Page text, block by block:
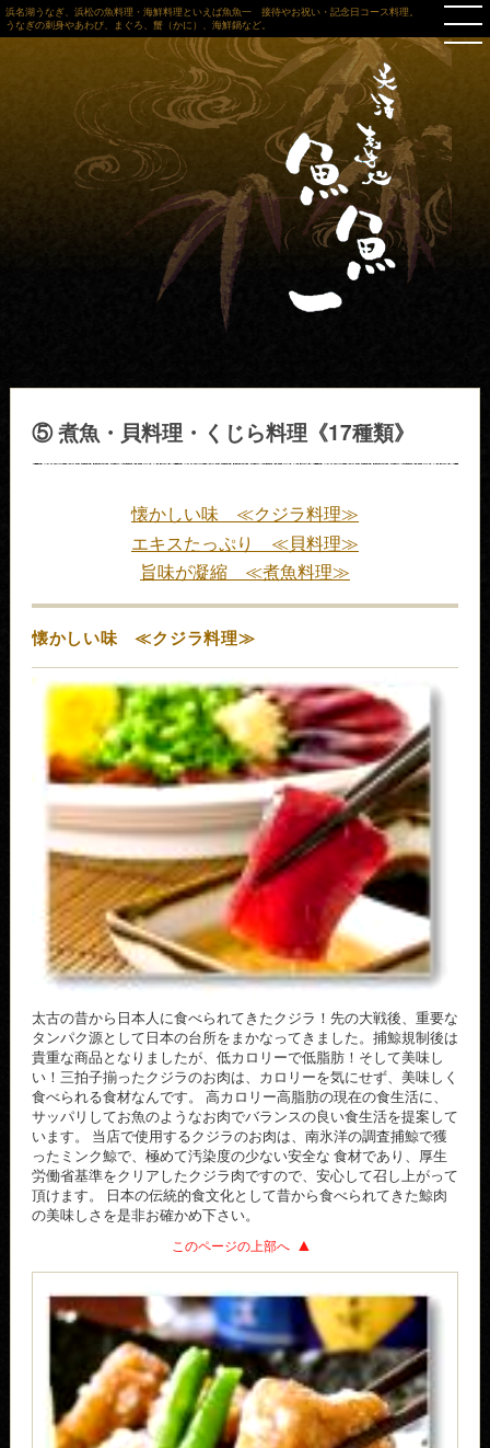
浜名湖うなぎ、浜松の魚料理・海鮮料理といえば魚魚一 接待やお祝い・記念日コース料理。
うなぎの刺身やあわび、まぐろ、蟹（かに）、海鮮鍋など。
⑤ 煮魚・貝料理・くじら料理《17種類》
懐かしい味 ≪クジラ料理≫
エキスたっぷり ≪貝料理≫
旨味が凝縮 ≪煮魚料理≫
懐かしい味 ≪クジラ料理≫
太古の昔から日本人に食べられてきたクジラ！先の大戦後、重要な
タンパク源として日本の台所をまかなってきました。捕鯨規制後は
貴重な商品となりましたが、低カロリーで低脂肪！そして美味し
い！三拍子揃ったクジラのお肉は、カロリーを気にせず、美味しく
食べられる食材なんです。 高カロリー高脂肪の現在の食生活に、
サッパリしてお魚のようなお肉でバランスの良い食生活を提案して
います。 当店で使用するクジラのお肉は、南氷洋の調査捕鯨で獲
ったミンク鯨で、極めて汚染度の少ない安全な 食材であり、厚生
労働省基準をクリアしたクジラ肉ですので、安心して召し上がって
頂けます。 日本の伝統的食文化として昔から食べられてきた鯨肉
の美味しさを是非お確かめ下さい。
このページの上部へ